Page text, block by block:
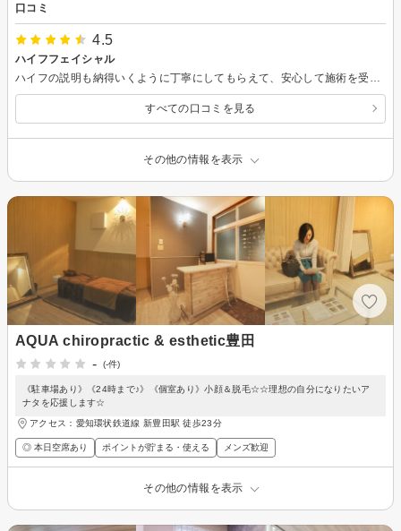
口コミ
4.5
ハイフフェイシャル
すべての口コミを見る
その他の情報を表示
AQUA chiropractic & esthetic豊田
-
(-件)
《駐車場あり》《24時まで♪》《個室あり》小顔＆脱毛☆☆理想の自分になりたいア
ナタを応援します☆
アクセス：愛知環状鉄道線 新豊田駅 徒歩23分
◎ 本日空席あり ポイントが貯まる・使える メンズ歓迎
その他の情報を表示